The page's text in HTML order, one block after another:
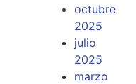
octubre
2025
julio
2025
marzo